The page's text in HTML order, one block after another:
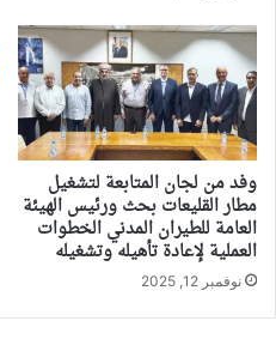
وفد من لجان المتابعة لتشغيل
مطار القليعات بحث ورئيس الهيئة
العامة للطيران المدني الخطوات
العملية لإعادة تأهيله وتشغيله
نوفمبر 12, 2025